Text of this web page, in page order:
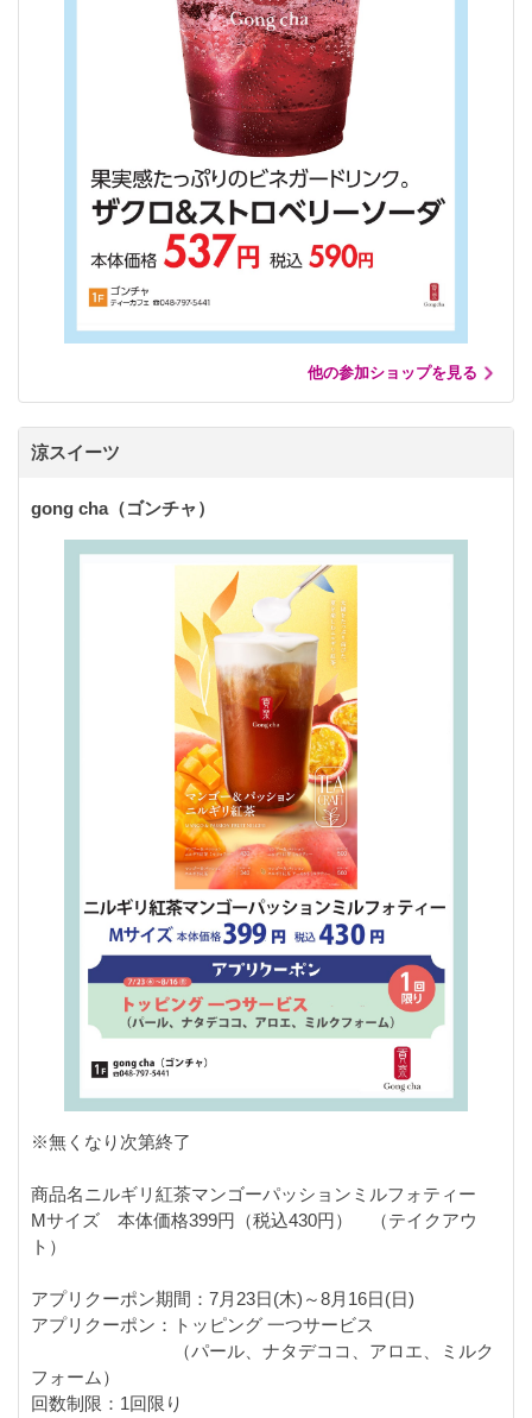
他の参加ショップを見る
涼スイーツ
gong cha（ゴンチャ）
※無くなり次第終了
商品名ニルギリ紅茶マンゴーパッションミルフォティー
Mサイズ 本体価格399円（税込430円） （テイクアウ
ト）
アプリクーポン期間：7月23日(木)～8月16日(日)
アプリクーポン：トッピング 一つサービス
（パール、ナタデココ、アロエ、ミルク
フォーム）
回数制限：1回限り